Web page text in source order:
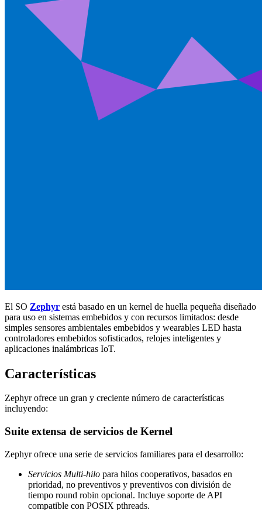
El SO Zephyr está basado en un kernel de huella pequeña diseñado
para uso en sistemas embebidos y con recursos limitados: desde
simples sensores ambientales embebidos y wearables LED hasta
controladores embebidos sofisticados, relojes inteligentes y
aplicaciones inalámbricas IoT.
Características
Zephyr ofrece un gran y creciente número de características
incluyendo:
Suite extensa de servicios de Kernel
Zephyr ofrece una serie de servicios familiares para el desarrollo:
Servicios Multi-hilo para hilos cooperativos, basados en
prioridad, no preventivos y preventivos con división de
tiempo round robin opcional. Incluye soporte de API
compatible con POSIX pthreads.